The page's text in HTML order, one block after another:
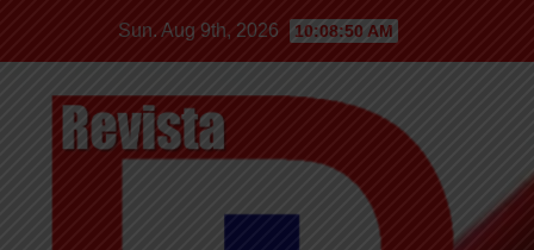
Sun. Aug 9th, 2026 10:08:50 AM